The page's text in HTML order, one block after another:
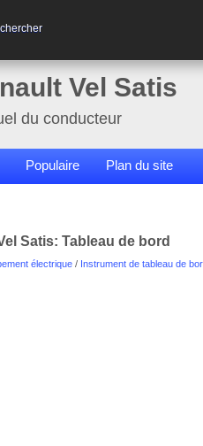
Vel Satis
du conducteur
Populaire Plan du site
Satis: Tableau de bord
électrique / Instrument de tableau de